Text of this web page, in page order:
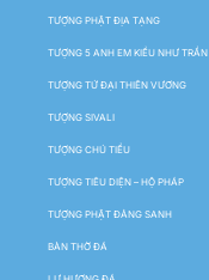
TƯỢNG PHẬT ĐỊA TẠNG
TƯỢNG 5 ANH EM KIỀU NHƯ TRẦN
TƯỢNG TỨ ĐẠI THIÊN VƯƠNG
TƯỢNG SIVALI
TƯỢNG CHÚ TIỂU
TƯỢNG TIÊU DIỆN – HỘ PHÁP
TƯỢNG PHẬT ĐẢNG SANH
BÀN THỜ ĐÁ